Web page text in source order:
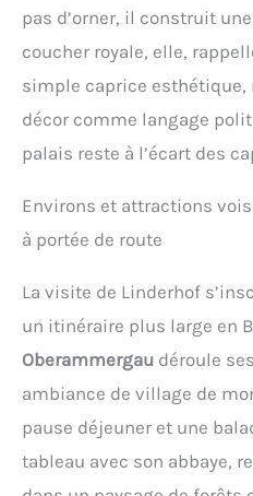
pas d’orner, il construit
coucher royale, elle,
simple caprice
décor comme langage
palais reste à l’écart des
Environs et attractions
à portée de route
La visite de Linderhof
un itinéraire plus large en
Oberammergau déroule
ambiance de village de
pause déjeuner et une
tableau avec son abbaye,